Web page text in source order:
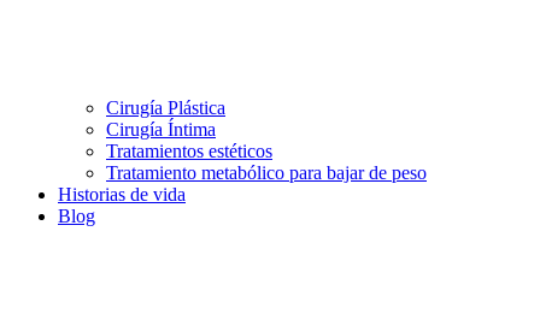
Cirugía Plástica
Cirugía Íntima
Tratamientos estéticos
Tratamiento metabólico para bajar de peso
Historias de vida
Blog